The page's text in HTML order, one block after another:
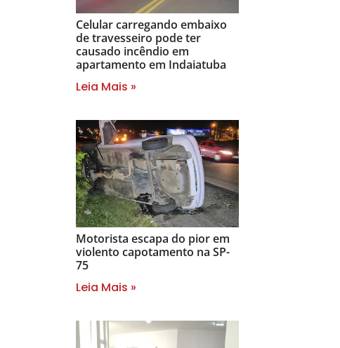
Celular carregando embaixo
de travesseiro pode ter
causado incêndio em
apartamento em Indaiatuba
Leia Mais »
Motorista escapa do pior em
violento capotamento na SP-
75
Leia Mais »